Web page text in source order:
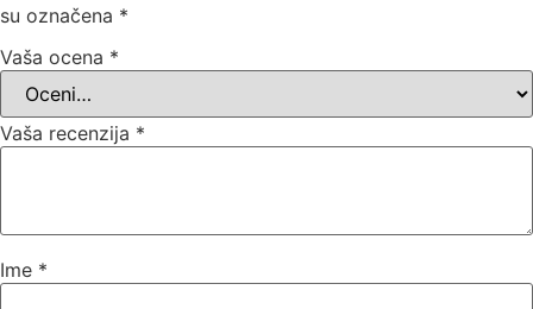
su označena *
Vaša ocena *
Vaša recenzija *
Ime *